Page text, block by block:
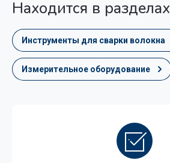
Находится в разделах
Инструменты для сварки волокна
Измерительное оборудование